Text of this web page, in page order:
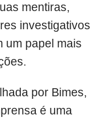
mentiras,
investigativos
um papel mais
por Bimes,
é uma